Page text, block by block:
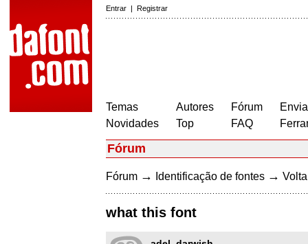
Entrar | Registrar
Temas
Novidades
Autores
Top
Fórum
FAQ
Fórum
Fórum → Identificação de fontes →
what this font